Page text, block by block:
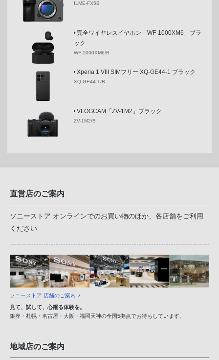
ILME-FX5B
完全ワイヤレスイヤホン「WF-1000XM6」ブラ
ック
WF-1000XM6/B
Xperia 1 VIII SIMフリー XQ-GE44-1 ブラック
XQ-GE44-1/B
VLOGCAM「ZV-1M2」ブラック
ZV-1M2/B
直営店のご案内
ソニーストア オンラインでのお買い物のほか、各店舗をご利用
ください
ソニーストア 店舗のご案内
見て、試して、心躍る体験を。
銀座・札幌・名古屋・大阪・福岡天神の全国5拠点でお待ちしています。
地域店のご案内